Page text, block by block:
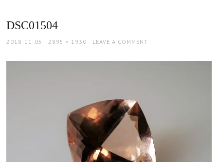
DSC01504
POSTED
2018-11-05
FULL
2895 × 1930 LEAVE A COMMENT